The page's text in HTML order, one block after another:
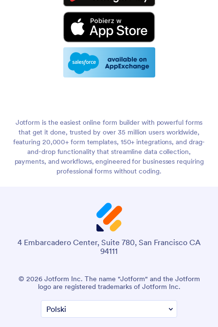
Jotform is the easiest online form builder with powerful forms
that get it done, trusted by over 35 million users worldwide,
featuring 20,000+ form templates, 150+ integrations, and drag-
and-drop functionality that streamline data collection,
payments, and workflows, engineered for businesses requiring
professional forms without coding.
4 Embarcadero Center, Suite 780, San Francisco CA
94111
© 2026 Jotform Inc. The name "Jotform" and the Jotform
logo are registered trademarks of Jotform Inc.